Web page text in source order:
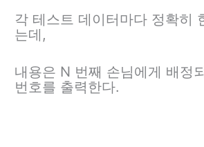
각 테스트 데이터마다 정확히
는데,
내용은 N 번째 손님에게 배정
번호를 출력한다.